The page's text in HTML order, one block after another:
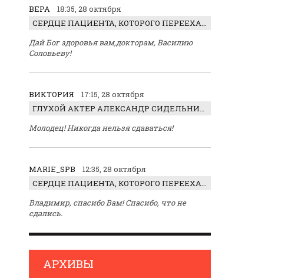
ВЕРА
18:35, 28 октября
СЕРДЦЕ ПАЦИЕНТА, КОТОРОГО ПЕРЕЕХАЛ ТРАКТОР, ОБНАРУЖИЛИ… В ЖИВОТЕ
Дай Бог здоровья вам,докторам, Василию
Соловьеву!
ВИКТОРИЯ
17:15, 28 октября
ГЛУХОЙ АКТЕР АЛЕКСАНДР СИДЕЛЬНИКОВ: «С НАСЛАЖДЕНИЕМ ИГРАЛ ОТРИЦАТЕЛЬНОГО ГЕРОЯ!»
Молодец! Никогда нельзя сдаваться!
MARIE_SPB
12:35, 28 октября
СЕРДЦЕ ПАЦИЕНТА, КОТОРОГО ПЕРЕЕХАЛ ТРАКТОР, ОБНАРУЖИЛИ… В ЖИВОТЕ
Владимир, спасибо Вам! Спасибо, что не
сдались.
АРХИВЫ